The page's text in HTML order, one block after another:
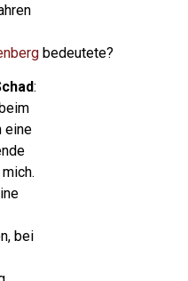
bedeutete?
:
eine
bei